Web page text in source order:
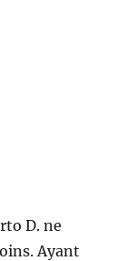
D. ne
Ayant